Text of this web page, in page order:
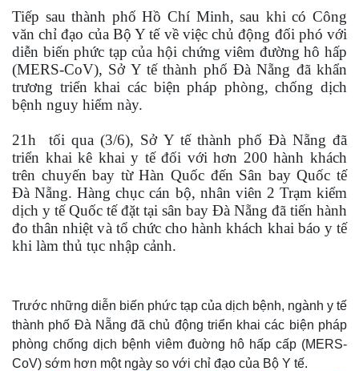
Tiếp sau thành phố Hồ Chí Minh, sau khi có Công
văn chỉ đạo của Bộ Y tế về việc chủ động đối phó với
diễn biến phức tạp của hội chứng viêm đường hô hấp
(MERS-CoV), Sở Y tế thành phố Đà Nẵng đã khẩn
trương triển khai các biện pháp phòng, chống dịch
bệnh nguy hiểm này.
21h tối qua (3/6), Sở Y tế thành phố Đà Nẵng đã
triển khai kê khai y tế đối với hơn 200 hành khách
trên chuyến bay từ Hàn Quốc đến Sân bay Quốc tế
Đà Nẵng. Hàng chục cán bộ, nhân viên 2 Trạm kiểm
dịch y tế Quốc tế đặt tại sân bay Đà Nẵng đã tiến hành
đo thân nhiệt và tổ chức cho hành khách khai báo y tế
khi làm thủ tục nhập cảnh.
Trước những diễn biến phức tạp của dịch bệnh, ngành y tế
thành phố Đà Nẵng đã chủ động triển khai các biện pháp
phòng chống dịch bệnh viêm đuờng hô hấp cấp (MERS-
CoV) sớm hơn một ngày so với chỉ đạo của Bộ Y tế.